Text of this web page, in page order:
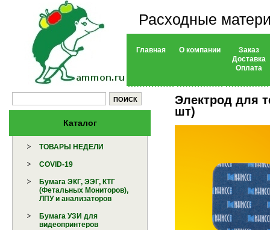
Расходные
Главная О компании
Заказ
Доставка
Оплата
Каталог
ТОВАРЫ НЕДЕЛИ
COVID-19
Бумага ЭКГ, ЭЭГ, КТГ
(Фетальных Мониторов),
ЛПУ и анализаторов
Бумага УЗИ для
видеопринтеров
Электрод для
шт)